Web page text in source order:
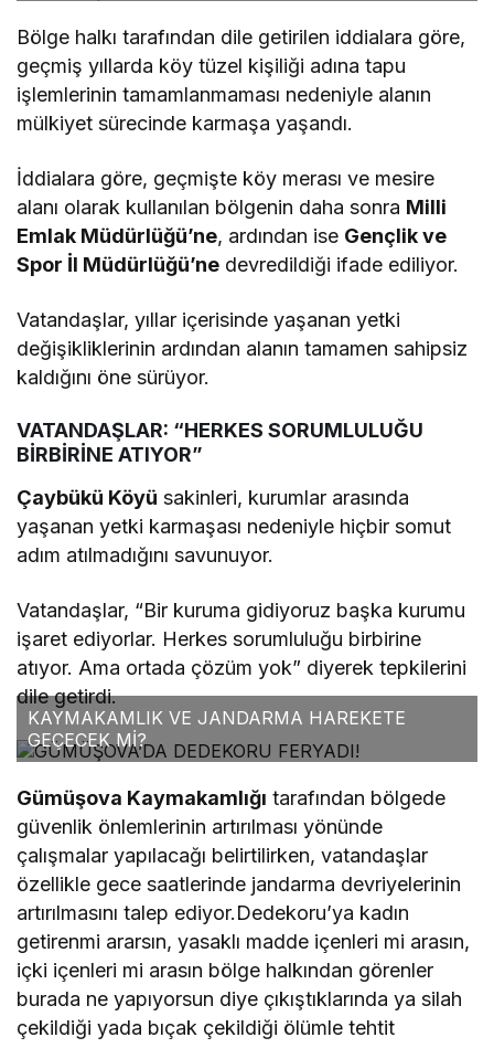
Bölge halkı tarafından dile getirilen iddialara göre,
geçmiş yıllarda köy tüzel kişiliği adına tapu
işlemlerinin tamamlanmaması nedeniyle alanın
mülkiyet sürecinde karmaşa yaşandı.
İddialara göre, geçmişte köy merası ve mesire
alanı olarak kullanılan bölgenin daha sonra Milli
Emlak Müdürlüğü’ne, ardından ise Gençlik ve
Spor İl Müdürlüğü’ne devredildiği ifade ediliyor.
Vatandaşlar, yıllar içerisinde yaşanan yetki
değişikliklerinin ardından alanın tamamen sahipsiz
kaldığını öne sürüyor.
VATANDAŞLAR: “HERKES SORUMLULUĞU
BİRBİRİNE ATIYOR”
Çaybükü Köyü sakinleri, kurumlar arasında
yaşanan yetki karmaşası nedeniyle hiçbir somut
adım atılmadığını savunuyor.
Vatandaşlar, “Bir kuruma gidiyoruz başka kurumu
işaret ediyorlar. Herkes sorumluluğu birbirine
atıyor. Ama ortada çözüm yok” diyerek tepkilerini
dile getirdi.
KAYMAKAMLIK VE JANDARMA HAREKETE
GEÇECEK Mİ?
Gümüşova Kaymakamlığı tarafından bölgede
güvenlik önlemlerinin artırılması yönünde
çalışmalar yapılacağı belirtilirken, vatandaşlar
özellikle gece saatlerinde jandarma devriyelerinin
artırılmasını talep ediyor.Dedekoru’ya kadın
getirenmi ararsın, yasaklı madde içenleri mi arasın,
içki içenleri mi arasın bölge halkından görenler
burada ne yapıyorsun diye çıkıştıklarında ya silah
çekildiği yada bıçak çekildiği ölümle tehtit